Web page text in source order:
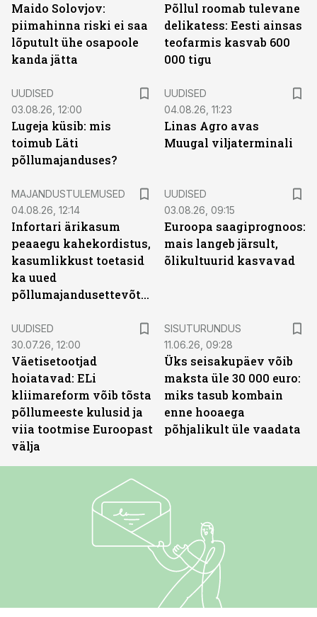
Maido Solovjov:
piimahinna riski ei saa
lõputult ühe osapoole
kanda jätta
Põllul roomab tulevane
delikatess: Eesti ainsas
teofarmis kasvab 600
000 tigu
UUDISED
03.08.26, 12:00
Lugeja küsib: mis
toimub Läti
põllumajanduses?
UUDISED
04.08.26, 11:23
Linas Agro avas
Muugal viljaterminali
MAJANDUSTULEMUSED
04.08.26, 12:14
Infortari ärikasum
peaaegu kahekordistus,
kasumlikkust toetasid
ka uued
põllumajandusettevõtted
UUDISED
03.08.26, 09:15
Euroopa saagiprognoos:
mais langeb järsult,
õlikultuurid kasvavad
UUDISED
30.07.26, 12:00
Väetisetootjad
hoiatavad: ELi
kliimareform võib tõsta
põllumeeste kulusid ja
viia tootmise Euroopast
välja
SISUTURUNDUS
11.06.26, 09:28
Üks seisakupäev võib
maksta üle 30 000 euro:
miks tasub kombain
enne hooaega
põhjalikult üle vaadata